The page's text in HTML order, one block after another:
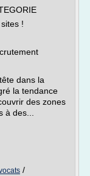
!
dans la
la tendance
des zones
des...
/